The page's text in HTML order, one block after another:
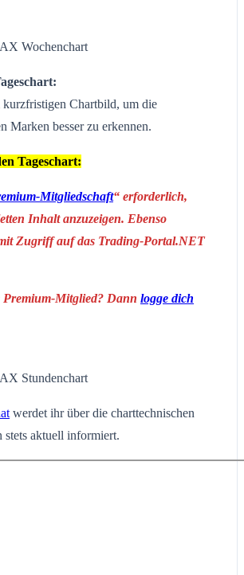
Wochenchart
Chartbild, um die
Marken besser zu erkennen.
Tageschart:
Mitgliedschaft“ erforderlich,
Inhalt anzuzeigen. Ebenso
Zugriff auf das Trading-Portal.NET
Premium-Mitglied? Dann logge dich
Stundenchart
werdet ihr über die charttechnischen
stets aktuell informiert.